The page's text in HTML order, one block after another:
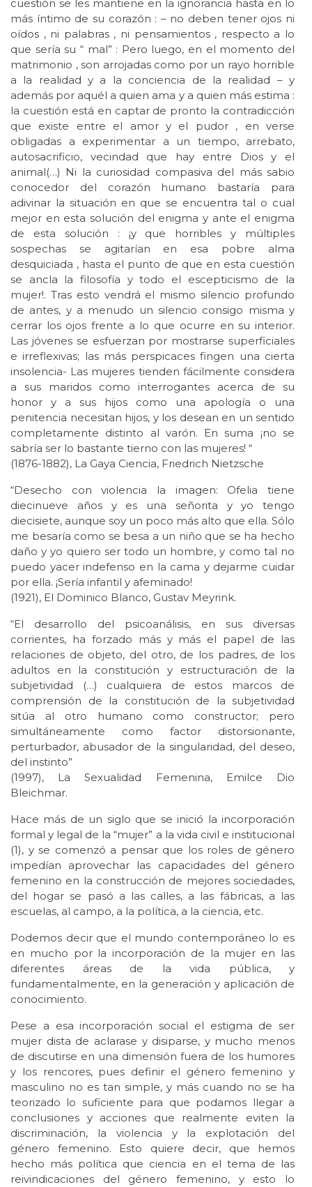
cuestión se les mantiene en la ignorancia hasta en lo
más íntimo de su corazón : – no deben tener ojos ni
oídos , ni palabras , ni pensamientos , respecto a lo
que sería su “ mal” : Pero luego, en el momento del
matrimonio , son arrojadas como por un rayo horrible
a la realidad y a la conciencia de la realidad – y
además por aquél a quien ama y a quien más estima :
la cuestión está en captar de pronto la contradicción
que existe entre el amor y el pudor , en verse
obligadas a experimentar a un tiempo, arrebato,
autosacrificio, vecindad que hay entre Dios y el
animal(…) Ni la curiosidad compasiva del más sabio
conocedor del corazón humano bastaría para
adivinar la situación en que se encuentra tal o cual
mejor en esta solución del enigma y ante el enigma
de esta solución : ¡y que horribles y múltiples
sospechas se agitarían en esa pobre alma
desquiciada , hasta el punto de que en esta cuestión
se ancla la filosofía y todo el escepticismo de la
mujer!. Tras esto vendrá el mismo silencio profundo
de antes, y a menudo un silencio consigo misma y
cerrar los ojos frente a lo que ocurre en su interior.
Las jóvenes se esfuerzan por mostrarse superficiales
e irreflexivas; las más perspicaces fingen una cierta
insolencia- Las mujeres tienden fácilmente considera
a sus maridos como interrogantes acerca de su
honor y a sus hijos como una apología o una
penitencia necesitan hijos, y los desean en un sentido
completamente distinto al varón. En suma ¡no se
sabría ser lo bastante tierno con las mujeres! “
(1876-1882), La Gaya Ciencia, Friedrich Nietzsche
“Desecho con violencia la imagen: Ofelia tiene
diecinueve años y es una señorita y yo tengo
diecisiete, aunque soy un poco más alto que ella. Sólo
me besaría como se besa a un niño que se ha hecho
daño y yo quiero ser todo un hombre, y como tal no
puedo yacer indefenso en la cama y dejarme cuidar
por ella. ¡Sería infantil y afeminado!
(1921), El Dominico Blanco, Gustav Meyrink.
“El desarrollo del psicoanálisis, en sus diversas
corrientes, ha forzado más y más el papel de las
relaciones de objeto, del otro, de los padres, de los
adultos en la constitución y estructuración de la
subjetividad (…) cualquiera de estos marcos de
comprensión de la constitución de la subjetividad
sitúa al otro humano como constructor; pero
simultáneamente como factor distorsionante,
perturbador, abusador de la singularidad, del deseo,
del instinto”
(1997), La Sexualidad Femenina, Emilce Dio
Bleichmar.
Hace más de un siglo que se inició la incorporación
formal y legal de la “mujer” a la vida civil e institucional
(1), y se comenzó a pensar que los roles de género
impedían aprovechar las capacidades del género
femenino en la construcción de mejores sociedades,
del hogar se pasó a las calles, a las fábricas, a las
escuelas, al campo, a la política, a la ciencia, etc.
Podemos decir que el mundo contemporáneo lo es
en mucho por la incorporación de la mujer en las
diferentes áreas de la vida pública, y
fundamentalmente, en la generación y aplicación de
conocimiento.
Pese a esa incorporación social el estigma de ser
mujer dista de aclarase y disiparse, y mucho menos
de discutirse en una dimensión fuera de los humores
y los rencores, pues definir el género femenino y
masculino no es tan simple, y más cuando no se ha
teorizado lo suficiente para que podamos llegar a
conclusiones y acciones que realmente eviten la
discriminación, la violencia y la explotación del
género femenino. Esto quiere decir, que hemos
hecho más política que ciencia en el tema de las
reivindicaciones del género femenino, y esto lo